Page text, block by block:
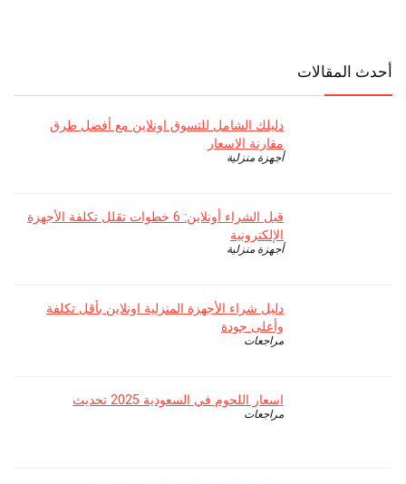
أحدث المقالات
دليلك الشامل للتسوق اونلاين مع أفضل طرق
مقارنة الاسعار
أجهزة منزلية
قبل الشراء أونلاين: 6 خطوات تقلل تكلفة الأجهزة
الإلكترونية
أجهزة منزلية
دليل شراء الأجهزة المنزلية اونلاين بأقل تكلفة
وأعلى جودة
مراجعات
اسعار اللحوم في السعودية 2025 تحديث
مراجعات